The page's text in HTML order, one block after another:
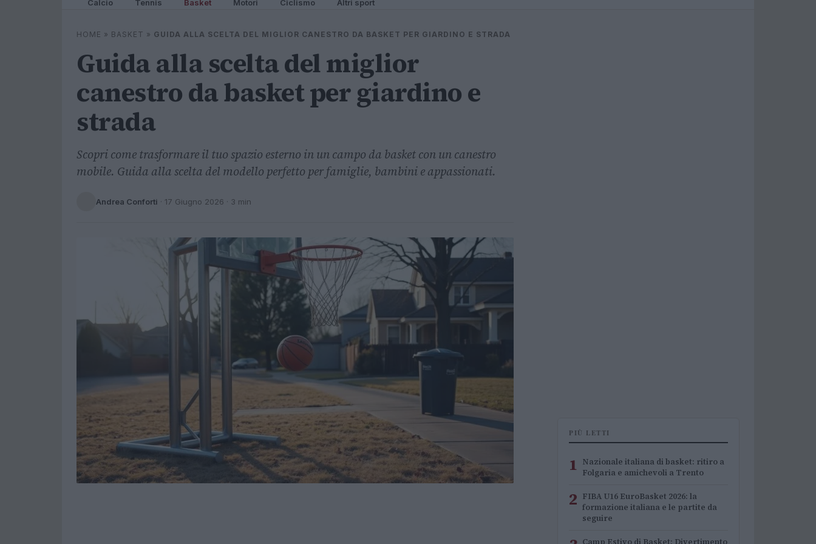
Calcio Tennis Basket Motori Ciclismo Altri sport
HOME » BASKET » GUIDA ALLA SCELTA DEL MIGLIOR CANESTRO DA BASKET PER GIARDINO E STRADA
Guida alla scelta del miglior
canestro da basket per giardino e
strada
Scopri come trasformare il tuo spazio esterno in un campo da basket con un canestro
mobile. Guida alla scelta del modello perfetto per famiglie, bambini e appassionati.
Andrea Conforti · 17 Giugno 2026 · 3 min
PIÙ LETTI
1 Nazionale italiana di basket: ritiro a
Folgaria e amichevoli a Trento
2 FIBA U16 EuroBasket 2026: la
formazione italiana e le partite da
seguire
Camp Estivo di Basket: Divertimento